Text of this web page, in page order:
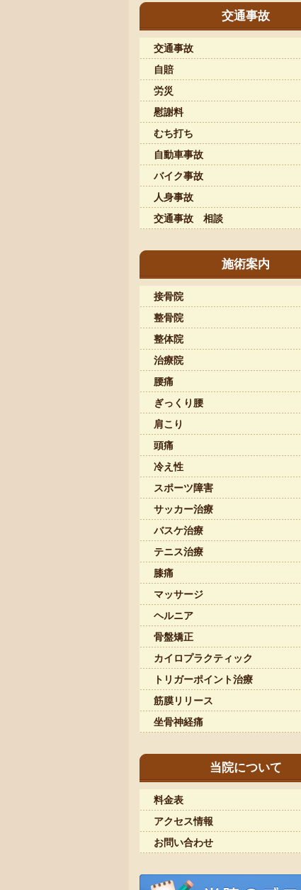
交通事故
交通事故
自賠
労災
慰謝料
むち打ち
自動車事故
バイク事故
人身事故
交通事故 相談
施術案内
接骨院
整骨院
整体院
治療院
腰痛
ぎっくり腰
肩こり
頭痛
冷え性
スポーツ障害
サッカー治療
バスケ治療
テニス治療
膝痛
マッサージ
ヘルニア
骨盤矯正
カイロプラクティック
トリガーポイント治療
筋膜リリース
坐骨神経痛
当院について
料金表
アクセス情報
お問い合わせ